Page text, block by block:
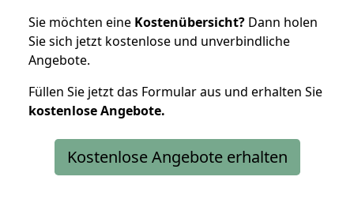
Sie möchten eine Kostenübersicht? Dann holen
Sie sich jetzt kostenlose und unverbindliche
Angebote.
Füllen Sie jetzt das Formular aus und erhalten Sie
kostenloseAngebote.
Kostenlose Angebote erhalten